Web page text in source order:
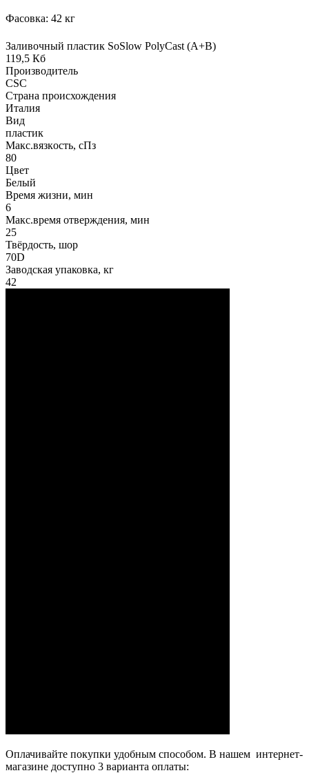
Фасовка: 42 кг
Заливочный пластик SoSlow PolyCast (A+B)
119,5 Кб
Производитель
CSC
Страна происхождения
Италия
Вид
пластик
Макс.вязкoсть, сПз
80
Цвет
Белый
Время жизни, мин
6
Макс.время отверждения, мин
25
Твёрдость, шор
70D
Заводская упаковка, кг
42
Оплачивайте покупки удобным способом. В нашем интернет-
магазине доступно 3 варианта оплаты: